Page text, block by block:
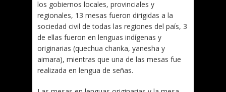
los gobiernos locales, provinciales y
regionales, 13 mesas fueron dirigidas a la
sociedad civil de todas las regiones del país, 3
de ellas fueron en lenguas indígenas y
originarias (quechua chanka, yanesha y
aimara), mientras que una de las mesas fue
realizada en lengua de señas.